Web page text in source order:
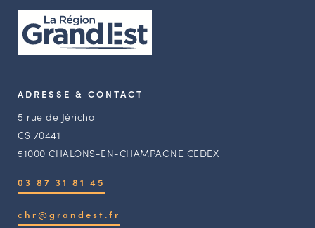
ADRESSE & CONTACT
5 rue de Jéricho
CS 70441
51000 CHALONS-EN-CHAMPAGNE CEDEX
03 87 31 81 45
chr@grandest.fr